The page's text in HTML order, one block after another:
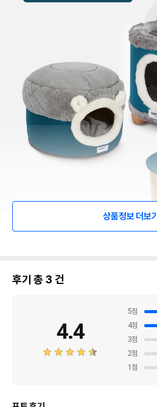
상품정보 더보기
후기 총 3 건
4.4
5점
4점
3점
2점
1 점